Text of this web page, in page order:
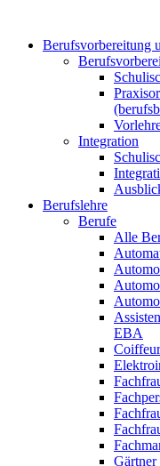
Berufsvorbereitung
Integration
Berufslehre
Berufe
Alle
EBA